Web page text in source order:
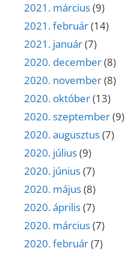
2021. március(9)
2021. február(14)
2021. január(7)
2020. december(8)
2020. november(8)
2020. október(13)
2020. szeptember(9)
2020. augusztus(7)
2020. július(9)
2020. június(7)
2020. május(8)
2020. április(7)
2020. március(7)
2020. február(7)